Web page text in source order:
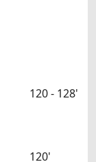
120 - 128'
120'